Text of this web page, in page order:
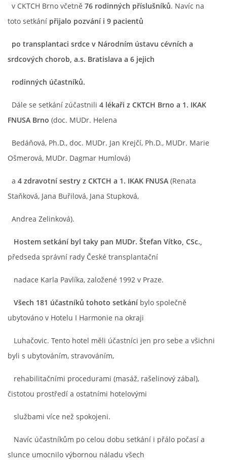
v CKTCH Brno včetně 76 rodinných příslušníků. Navíc na
toto setkání přijalo pozvání i 9 pacientů
po transplantaci srdce v Národním ústavu cévních a
srdcových chorob, a.s. Bratislava a 6 jejich
rodinných účastníků.
Dále se setkání zúčastnili 4 lékaři z CKTCH Brno a 1. IKAK
FNUSA Brno (doc. MUDr. Helena
Bedáňová, Ph.D., doc. MUDr. Jan Krejčí, Ph.D., MUDr. Marie
Ošmerová, MUDr. Dagmar Humlová)
a 4 zdravotní sestry z CKTCH a 1. IKAK FNUSA (Renata
Staňková, Jana Buřilová, Jana Stupková,
Andrea Zelinková).
Hostem setkání byl taky pan MUDr. Štefan Vítko, CSc.,
předseda správní rady České transplantační
nadace Karla Pavlíka, založené 1992 v Praze.
Všech 181 účastníků tohoto setkání bylo společně
ubytováno v Hotelu I Harmonie na okraji
Luhačovic. Tento hotel měli účastníci jen pro sebe a všichni
byli s ubytováním, stravováním,
rehabilitačními procedurami (masáž, rašelinový zábal),
čistotou prostředí a ostatními hotelovými
službami více než spokojeni.
Navíc účastníkům po celou dobu setkání i přálo počasí a
slunce umocnilo výbornou náladu všech